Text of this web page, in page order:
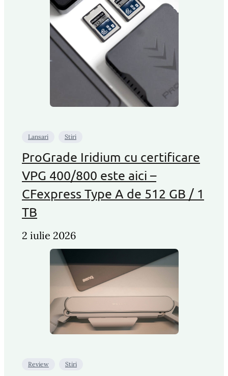
Lansari Stiri
ProGrade Iridium cu certificare
VPG 400/800 este aici –
CFexpress Type A de 512 GB / 1
TB
2 iulie 2026
Review Stiri